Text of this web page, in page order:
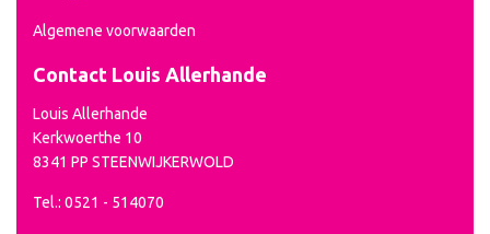
Algemene voorwaarden
Contact Louis Allerhande
Louis Allerhande
Kerkwoerthe 10
8341 PP STEENWIJKERWOLD
Tel.: 0521 - 514070